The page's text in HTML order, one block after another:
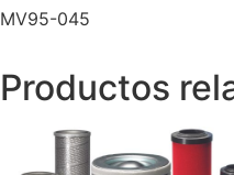
MV95-045
Productos